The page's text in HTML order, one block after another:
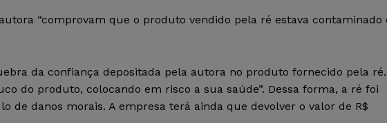
“comprovam que o produto vendido pela ré estava contaminado
da confiança depositada pela autora no produto fornecido pela ré.
do produto, colocando em risco a sua saúde”. Dessa forma, a ré foi
de danos morais. A empresa terá ainda que devolver o valor de R$